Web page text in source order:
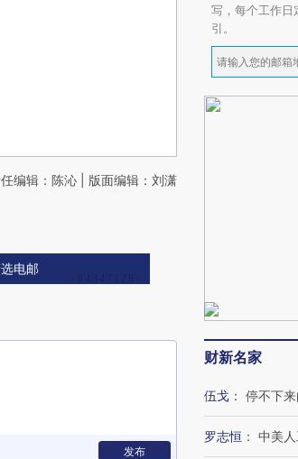
编辑：陈沁 | 版面编辑：刘潇
电邮
发布
写，每个工作日
引。
财新名家
伍戈 ： 停不下
罗志恒 ： 中美